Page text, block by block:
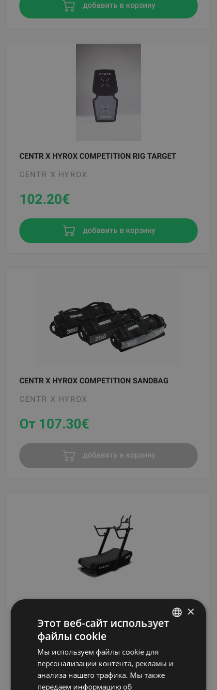
добавить в корзину
CENTR X HYROX COMPETITION RIG TARGET
CENTR X HYROX
102.20€
добавить в корзину
CENTR X HYROX COMPETITION SANDBAG
CENTR X HYROX
От 107.30€
добавить в корзину
CENTR X HYROX
6386.99€
уведомить меня
×
Этот веб-сайт использует
файлы cookie
Мы используем файлы cookie для
персонализации контента, рекламы и
анализа нашего трафика. Мы также
передаем информацию об